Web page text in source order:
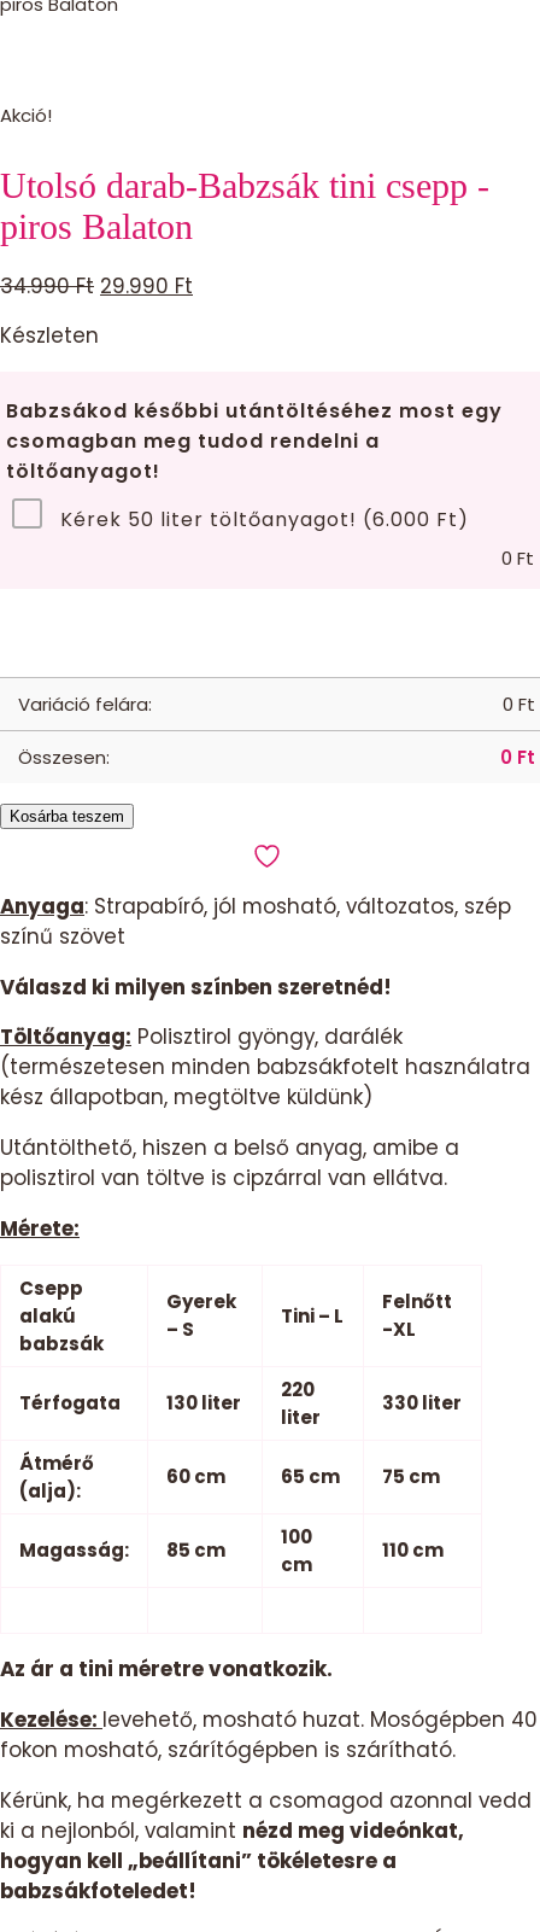
Akció!
Utolsó darab-Babzsák tini csepp -
piros Balaton
34.990Ft Original
29.990 Ft
Készleten
Babzsákod későbbi utántöltéséhez most egy
csomagban meg tudod rendelni a
töltőanyagot!
Kérek 50 liter töltőanyagot! (6.000 Ft)
0 Ft
Variáció felára: 0 Ft
Összesen: 0 Ft
Utolsó
tini
csepp
-
piros
mennyiség
Kosárba teszem
Anyaga: Strapabíró, jól mosható, változatos, szép
színű szövet
Válaszd ki milyen színben szeretnéd!
Töltőanyag: Polisztirol gyöngy, darálék
(természetesen minden babzsákfotelt használatra
kész állapotban, megtöltve küldünk)
Utántölthető, hiszen a belső anyag, amibe a
polisztirol van töltve is cipzárral van ellátva.
Mérete:
Csepp
alakú
babzsák
Gyerek
– S
Tini – L
Felnőtt
-XL
Térfogata 130 liter
220
liter
330 liter
Átmérő
(alja):
60 cm 65 cm 75 cm
Magasság: 85 cm
100
cm
110 cm
Az ár a tini méretre vonatkozik.
Kezelése: levehető, mosható huzat. Mosógépben 40
fokon mosható, szárítógépben is szárítható.
Kérünk, ha megérkezett a csomagod azonnal vedd
ki a nejlonból, valamint nézd meg videónkat,
hogyan kell „beállítani” tökéletesre a
babzsákfoteledet!